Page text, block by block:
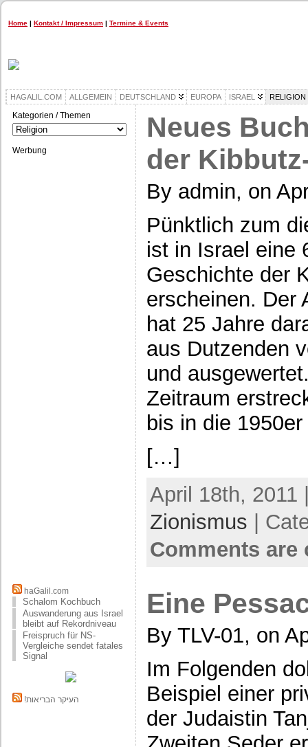
Home | Kontakt / Impressum | Termine & Events
HAGALIL.COM ALLGEMEIN DEUTSCHLAND EUROPA ISRAEL RELIGION
Kategorien / Themen
Kategorien
/
Themen
Werbung
haGalil.com
Schalom Kochbuch
Auswanderung aus Israel
bleibt auf Rekordniveau
Freispruch für NS-
Vergleiche sendet fatales
Signal
!העיקר הבריאות
Neues
der
By admin, on
Pünktlich zum
ist in Israel eine
Geschichte der
erscheinen. Der
hat 25 Jahre
aus Dutzenden
und
Zeitraum
bis in die
[…]
April 18th, 2011
Zionismus |
Comments are
Eine
By TLV-01, on
Im Folgenden
Beispiel einer
der Judaistin